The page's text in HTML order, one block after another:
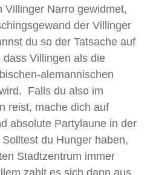
Villinger Narro gewidmet,
der Villinger
du so der Tatsache auf
Villingen als die
alemannischen
Falls du also im
reist, mache dich auf
absolute Partylaune in der
du Hunger haben,
Stadtzentrum immer